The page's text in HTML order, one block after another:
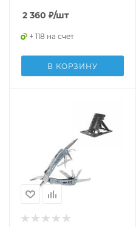
2 360 ₽/шт
+ 118 на счет
В КОРЗИНУ